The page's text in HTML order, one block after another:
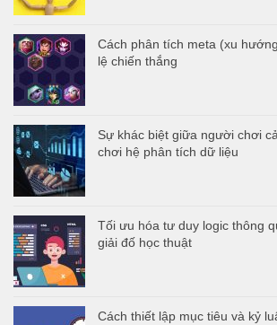
Cách phân tích meta (xu
lệ chiến thắng
Sự khác biệt giữa người chơi
chơi hệ phân tích dữ liệu
Tối ưu hóa tư duy logic thông
giải đố học thuật
Cách thiết lập mục tiêu và kỷ